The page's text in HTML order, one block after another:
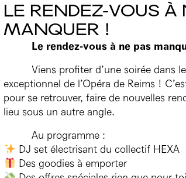
BAR
LE RENDEZ-VOUS À
MANQUER !
Le rendez-vous à ne pas
Viens profiter d’une soirée dans
exceptionnel de l’Opéra de Reims !
pour se retrouver, faire de nouvelles
lieu sous un autre angle.
Au programme :
DJ set électrisant du collectif HEXA
Des goodies à emporter